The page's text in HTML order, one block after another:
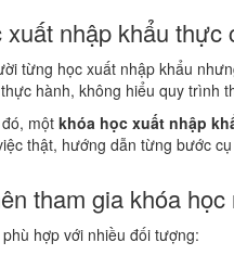
xuất nhập khẩu
từng học xuất nhập khẩu
hành, không hiểu quy trình
mộtkhóa học xuất nhập
thật, hướng dẫn từng bước
tham gia khóa học
hợp với nhiều đối tượng: